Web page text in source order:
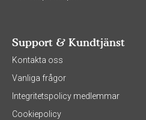
Support & Kundtjänst
Kontakta oss
Vanliga frågor
Integritetspolicy medlemmar
Cookiepolicy